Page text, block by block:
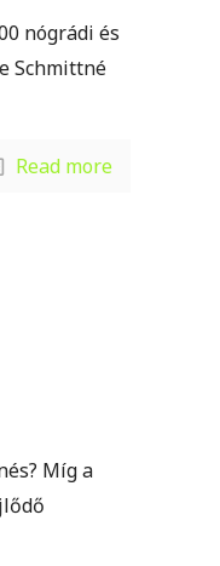
nógrádi és
Schmittné
Read more
Míg a